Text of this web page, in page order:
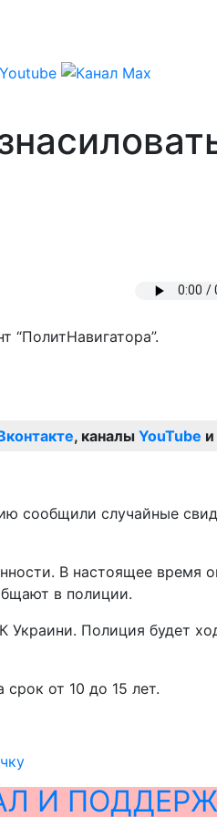
, каналы YouTube и
сообщили случайные
В настоящее время
в полиции.
Украини. Полиция будет
от 10 до 15 лет.
И